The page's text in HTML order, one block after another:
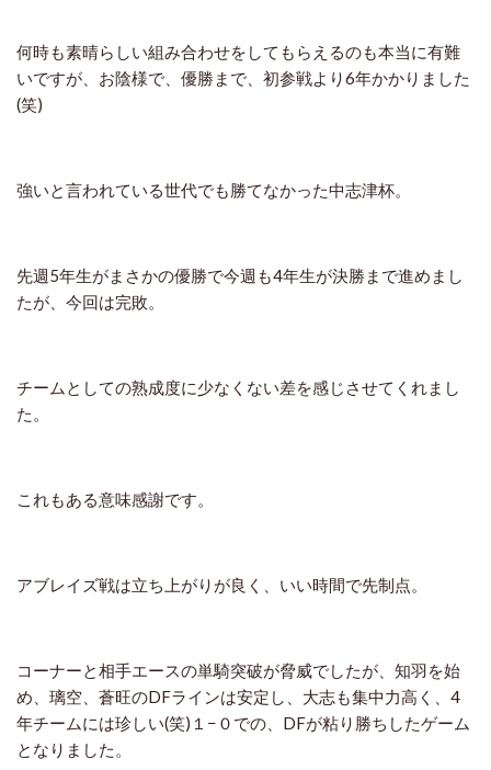
何時も素晴らしい組み合わせをしてもらえるのも本当に有難
いですが、お陰様で、優勝まで、初参戦より6年かかりました
(笑)
強いと言われている世代でも勝てなかった中志津杯。
先週5年生がまさかの優勝で今週も4年生が決勝まで進めまし
たが、今回は完敗。
チームとしての熟成度に少なくない差を感じさせてくれまし
た。
これもある意味感謝です。
アブレイズ戦は立ち上がりが良く、いい時間で先制点。
コーナーと相手エースの単騎突破が脅威でしたが、知羽を始
め、璃空、蒼旺のDFラインは安定し、大志も集中力高く、4
年チームには珍しい(笑)１−０での、DFが粘り勝ちしたゲーム
となりました。